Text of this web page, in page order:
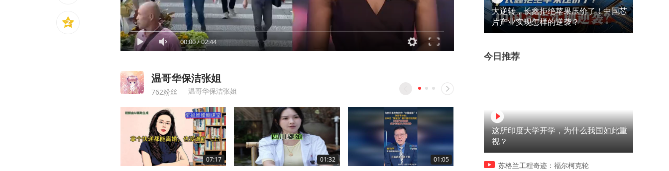
00:00/02:44
温哥华保洁张姐
762粉丝 温哥华保洁张姐
07:17 01:32 01:05
大逆转，长鑫拒绝苹果压价了！中国芯
片产业实现怎样的逆袭？
今日推荐
这所印度大学开学，为什么我国如此重
视？
苏格兰工程奇迹：福尔柯克轮